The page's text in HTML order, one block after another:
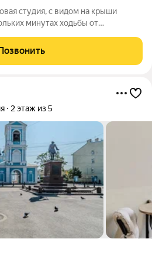
студия, с видом на крыши
минутах ходьбы от
из самых узнаваемых адресов
2 этаж из 5